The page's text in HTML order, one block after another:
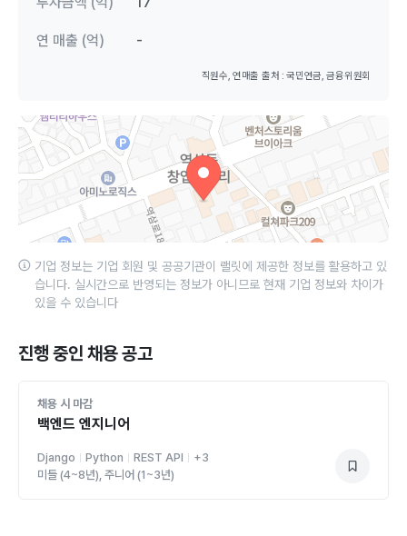
연 매출 (억) -
직원수, 연매출 출처 : 국민연금, 금융위원회
기업 정보는 기업 회원 및 공공기관이 랠릿에 제공한 정보를 활용하고 있
습니다. 실시간으로 반영되는 정보가 아니므로 현재 기업 정보와 차이가
있을 수 있습니다
진행 중인 채용 공고
채용 시 마감
백엔드 엔지니어
Django Python REST API +3
미들 (4~8년), 주니어 (1~3년)